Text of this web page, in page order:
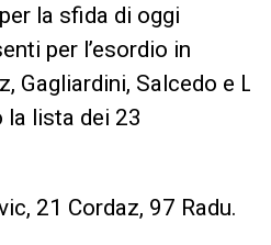
la sfida di oggi
per l’esordio in
Gagliardini, Salcedo e
la lista dei 23
21 Cordaz, 97 Radu.